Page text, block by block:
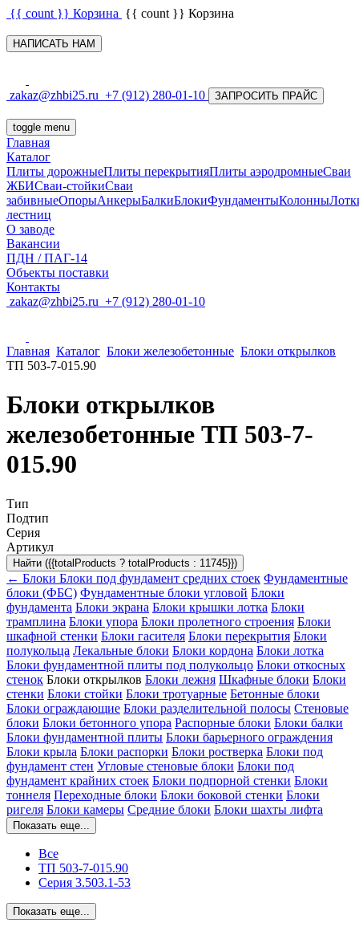
{{ count }} Корзина {{ count }} Корзина
НАПИСАТЬ НАМ
zakaz@zhbi25.ru +7 (912) 280-01-10 ЗАПРОСИТЬ ПРАЙС
toggle menu
Главная
Каталог
Плиты дорожныеПлиты перекрытияПлиты аэродромныеСваи
ЖБИСваи-стойкиСваи
забивныеОпорыАнкерыБалкиБлокиФундаментыКолонны
лестниц
О заводе
Вакансии
ПДН / ПАГ-14
Объекты поставки
Контакты
zakaz@zhbi25.ru +7 (912) 280-01-10
Главная Каталог Блоки железобетонные Блоки открылков
ТП 503-7-015.90
Блоки открылков
железобетонные ТП 503-7-
015.90
Тип
Подтип
Серия
Артикул
Найти ({{totalProducts ? totalProducts : 11745}})
← Блоки Блоки под фундамент средних стоек Фундаментные
блоки (ФБС) Фундаментные блоки угловой Блоки
фундамента Блоки экрана Блоки крышки лотка Блоки
трамплина Блоки упора Блоки пролетного строения Блоки
шкафной стенки Блоки гасителя Блоки перекрытия Блоки
полукольца Лекальные блоки Блоки кордона Блоки лотка
Блоки фундаментной плиты под полукольцо Блоки откосных
стенок Блоки открылков Блоки лежня Шкафные блоки Блоки
стенки Блоки стойки Блоки тротуарные Бетонные блоки
Блоки ограждающие Блоки разделительной полосы Стеновые
блоки Блоки бетонного упора Распорные блоки Блоки балки
Блоки фундаментной плиты Блоки барьерного ограждения
Блоки крыла Блоки распорки Блоки ростверка Блоки под
фундамент стен Угловые стеновые блоки Блоки под
фундамент крайних стоек Блоки подпорной стенки Блоки
тоннеля Переходные блоки Блоки боковой стенки Блоки
ригеля Блоки камеры Средние блоки Блоки шахты лифта
Показать еще...
Все
ТП 503-7-015.90
Серия 3.503.1-53
Показать еще...